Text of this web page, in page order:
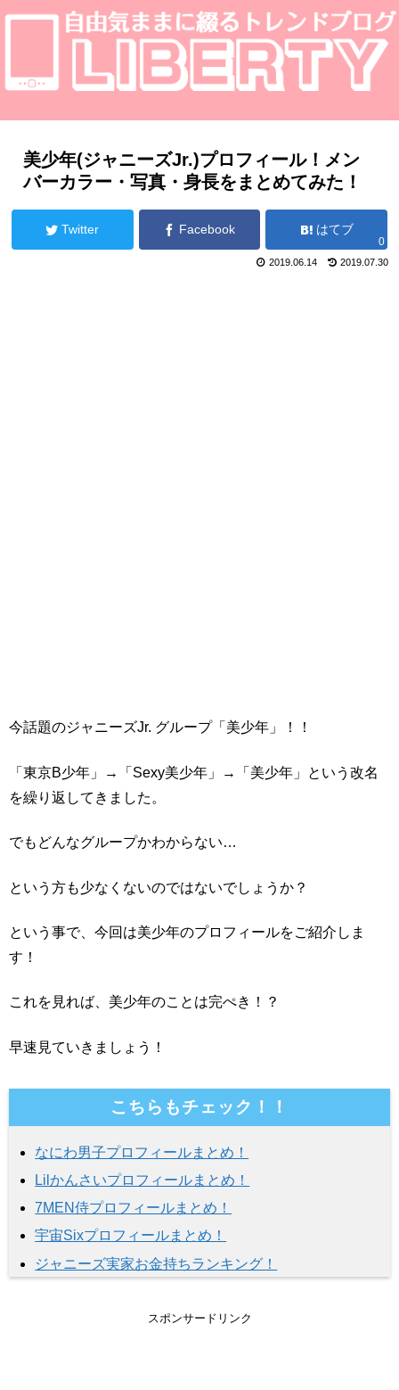
美少年(ジャニーズJr.)プロフィール！メン
バーカラー・写真・身長をまとめてみた！
Twitter Facebook はてブ
0
2019.07.30
2019.06.14
今話題のジャニーズJr. グループ「美少年」！！
「東京B少年」→「Sexy美少年」→「美少年」という改名
を繰り返してきました。
でもどんなグループかわからない…
という方も少なくないのではないでしょうか？
という事で、今回は美少年のプロフィールをご紹介しま
す！
これを見れば、美少年のことは完ぺき！？
早速見ていきましょう！
こちらもチェック！！
なにわ男子プロフィールまとめ！
Lilかんさいプロフィールまとめ！
7MEN侍プロフィールまとめ！
宇宙Sixプロフィールまとめ！
ジャニーズ実家お金持ちランキング！
スポンサードリンク